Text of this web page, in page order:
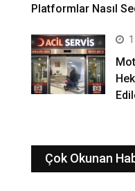
Platformlar Nasıl
Çok Okunan